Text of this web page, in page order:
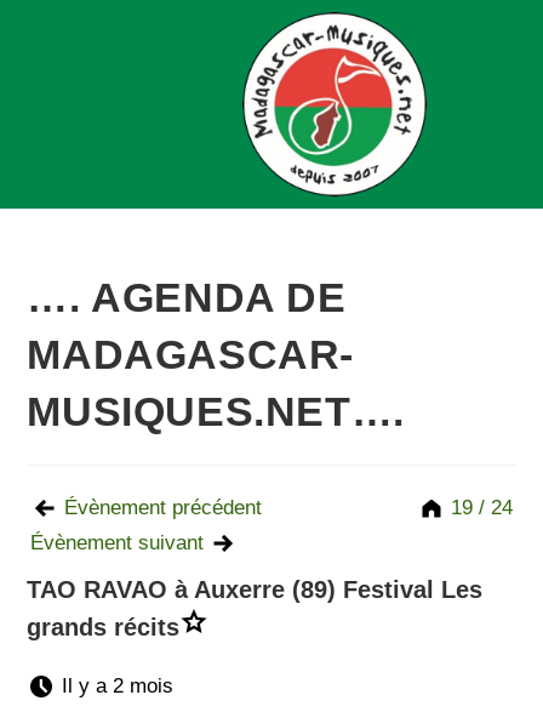
…. AGENDA DE
MADAGASCAR-
MUSIQUES.NET….
Évènement précédent
19 / 24
Évènement suivant
TAO RAVAO à Auxerre (89) Festival Les
grands récits
Il y a 2 mois